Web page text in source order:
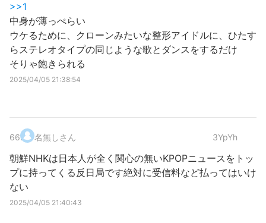
>>1
中身が薄っぺらい
ウケるために、クローンみたいな整形アイドルに、ひたす
らステレオタイプの同じような歌とダンスをするだけ
そりゃ飽きられる
2025/04/05 21:38:54
66. 名無しさん 3YpYh
朝鮮NHKは日本人が全く関心の無いKPOPニュースをトッ
プに持ってくる反日局です絶対に受信料など払ってはいけ
ない
2025/04/05 21:40:43